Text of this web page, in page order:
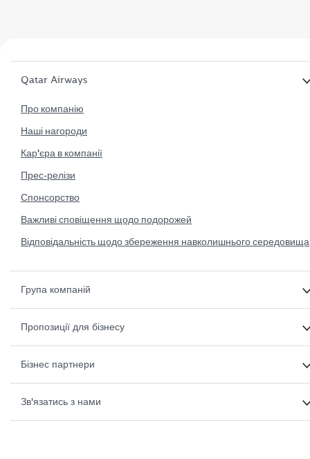
Qatar Airways
Про компанію
Наші нагороди
Кар'єра в компанії
Прес-релізи
Спонсорство
Важливі сповіщення щодо подорожей
Відповідальність щодо збереження навколишнього середовища
Група компаній
Пропозиції для бізнесу
Бізнес партнери
Зв'язатись з нами